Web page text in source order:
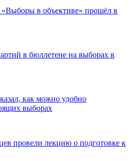
«Выборы в объективе» прошёл в
в бюллетене на выборах в
как можно удобно
выборах
провели лекцию о подготовке к